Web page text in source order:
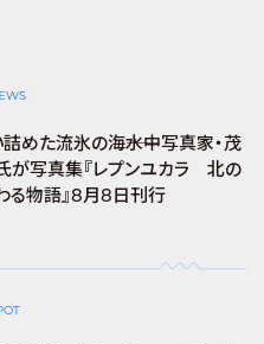
めた流氷の海――水中写真家・茂
が写真集『レプンユカラ 北の
る物語』8月8日刊行